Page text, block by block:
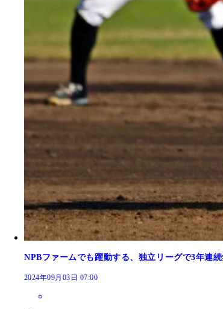
2023年オフ、平間は高知退団後にメキ
2023年のWBCにメキシコ代表で出場
NPBファームでも躍動する、独立リーグで3年連続
2024年09月03日 07:00